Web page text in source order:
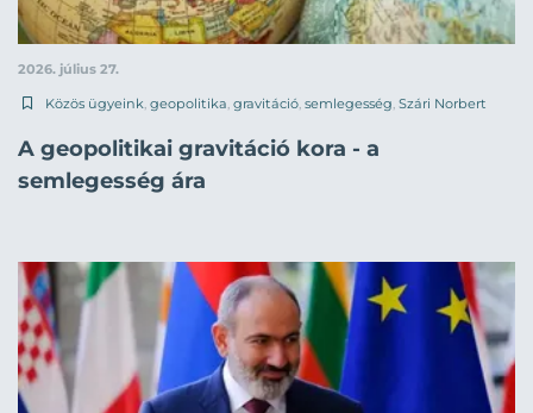
2026. július 27.
Közös ügyeink geopolitika gravitáció semlegesség Szári Norbert
A geopolitikai gravitáció kora - a
semlegesség ára